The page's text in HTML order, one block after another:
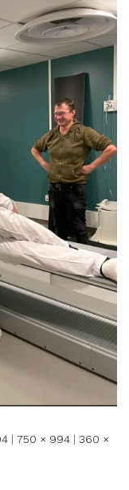
| 750 × 994 | 360 ×